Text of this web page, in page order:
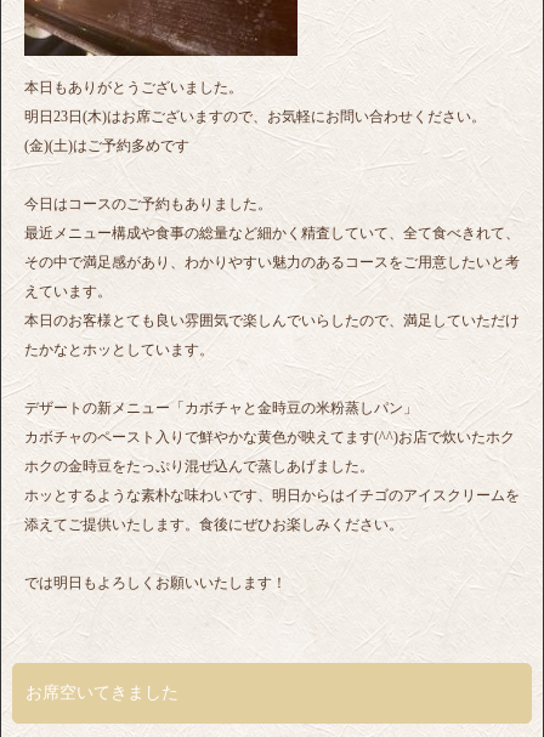
本日もありがとうございました。
明日23日(木)はお席ございますので、お気軽にお問い合わせください。
(金)(土)はご予約多めです
今日はコースのご予約もありました。
最近メニュー構成や食事の総量など細かく精査していて、全て食べきれて、
その中で満足感があり、わかりやすい魅力のあるコースをご用意したいと考
えています。
本日のお客様とても良い雰囲気で楽しんでいらしたので、満足していただけ
たかなとホッとしています。
デザートの新メニュー「カボチャと金時豆の米粉蒸しパン」
カボチャのペースト入りで鮮やかな黄色が映えてます(^^)お店で炊いたホク
ホクの金時豆をたっぷり混ぜ込んで蒸しあげました。
ホッとするような素朴な味わいです、明日からはイチゴのアイスクリームを
添えてご提供いたします。食後にぜひお楽しみください。
では明日もよろしくお願いいたします！
お席空いてきました